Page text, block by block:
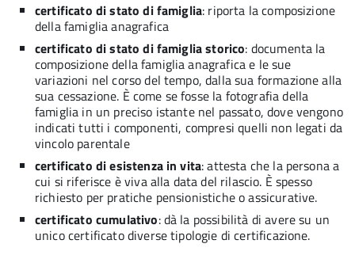
certificato di stato di famiglia: riporta la composizione
della famiglia anagrafica
certificato di stato di famiglia storico: documenta la
composizione della famiglia anagrafica e le sue
variazioni nel corso del tempo, dalla sua formazione alla
sua cessazione. È come se fosse la fotografia della
famiglia in un preciso istante nel passato, dove vengono
indicati tutti i componenti, compresi quelli non legati da
vincolo parentale
certificato di esistenza in vita: attesta che la persona a
cui si riferisce è viva alla data del rilascio. È spesso
richiesto per pratiche pensionistiche o assicurative.
certificato cumulativo: dà la possibilità di avere su un
unico certificato diverse tipologie di certificazione.